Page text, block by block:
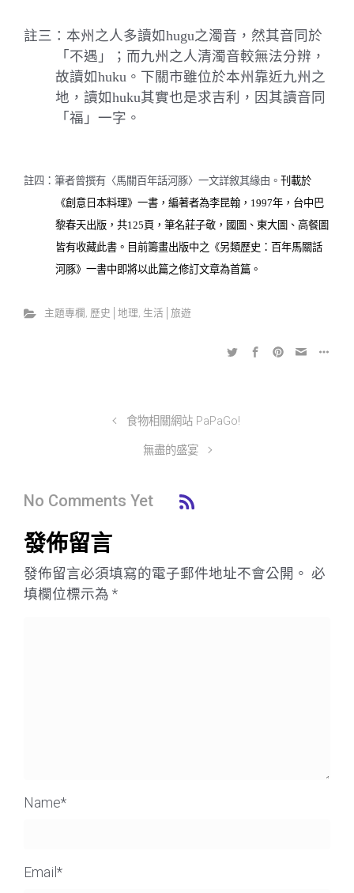
註三：本州之人多讀如hugu之濁音，然其音同於
「不遇」；而九州之人清濁音較無法分辨，
故讀如huku 。下關市雖位於本州靠近九州之
地，讀如huku其實也是求吉利，因其讀音同
「福」一字。
註四：筆者曾撰有〈馬關百年話河豚〉一文詳敘其緣由。 刊載於
《創意日本料理》一書，編著者為李昆翰， 1997年，台中巴
黎春天出版，共125 頁，筆名莊子敬，國圖、東大圖、高餐圖
皆有收藏此書。目前籌畫出版中之《另類歷史：百年馬關話
河豚》一書中即將以此篇之修訂文章為首篇。
主題專欄 , 歷史│地理, 生活│旅遊
食物相關網站 PaPaGo!
無盡的盛宴
No Comments Yet
發佈留言
發佈留言必須填寫的電子郵件地址不會公開。 必
填欄位標示為 *
Name*
Email *